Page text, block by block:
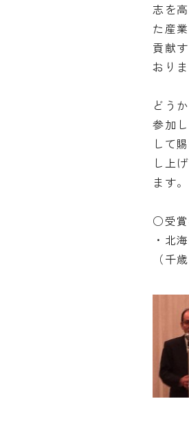
志を
た産
貢献
おりま
どう
参加
して
し上
ます
○受賞
・北
（千